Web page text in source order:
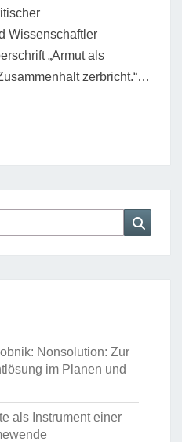
Wissenschaftler
„Armut als
zerbricht.“…
Nonsolution: Zur
im Planen und
als Instrument einer